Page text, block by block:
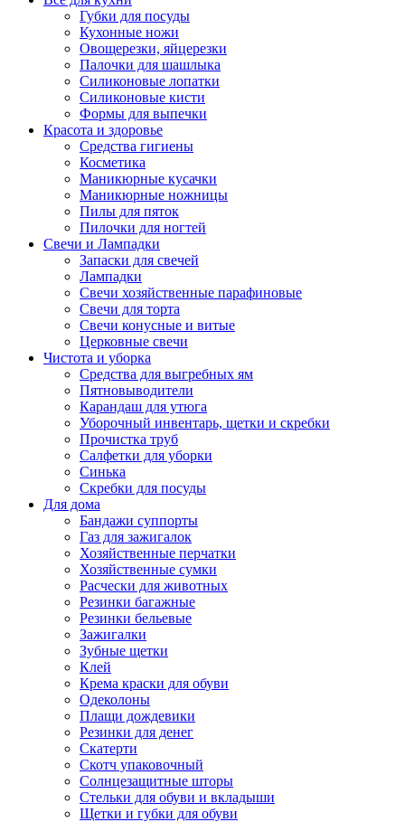
Губки для посуды
Кухонные ножи
Овощерезки, яйцерезки
Палочки для шашлыка
Силиконовые лопатки
Силиконовые кисти
Формы для выпечки
Красота и здоровье
Средства гигиены
Косметика
Маникюрные кусачки
Маникюрные ножницы
Пилы для пяток
Пилочки для ногтей
Свечи и Лампадки
Запаски для свечей
Лампадки
Свечи хозяйственные парафиновые
Свечи для торта
Свечи конусные и витые
Церковные свечи
Чистота и уборка
Средства для выгребных ям
Пятновыводители
Карандаш для утюга
Уборочный инвентарь, щетки и скребки
Прочистка труб
Салфетки для уборки
Синька
Скребки для посуды
Для дома
Бандажи суппорты
Газ для зажигалок
Хозяйственные перчатки
Хозяйственные сумки
Расчески для животных
Резинки багажные
Резинки бельевые
Зажигалки
Зубные щетки
Клей
Крема краски для обуви
Одеколоны
Плащи дождевики
Резинки для денег
Скатерти
Скотч упаковочный
Солнцезащитные шторы
Стельки для обуви и вкладыши
Щетки и губки для обуви